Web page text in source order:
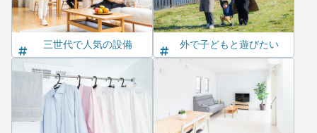
三世代で人気の設備 外で子どもと遊びたい